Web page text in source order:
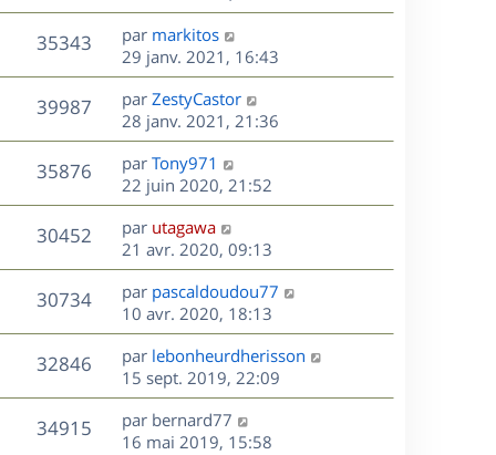
a
g
e
e
s
s
a
g
e
s
e
r
m
e
s
s
a
g
e
u
e
s
r
n
i
e
r
m
e
s
s
a
g
e
35343V
u
D
e
r
n
i
e
r
m
e
s
s
a
g
e
par markitos
29 janv. 2021, 16:43
39987V
u
e
s
D
e
r
n
i
e
r
m
e
s
s
a
g
e
par ZestyCastor
28 janv. 2021, 21:36
35876V
u
e
D
e
r
n
i
e
r
m
e
s
s
a
g
e
par Tony971
22 juin 2020, 21:52
30452V
u
D
e
r
n
i
e
r
m
e
s
s
par utagawa
21 avr. 2020, 09:13
30734V
u
e
D
e
r
n
i
e
r
m
par pascaldoudou77
10 avr. 2020, 18:13
32846V
u
D
e
r
n
i
par lebonheurdherisson
15 sept. 2019, 22:09
34915V
D
e
par bernard77
16 mai 2019, 15:58